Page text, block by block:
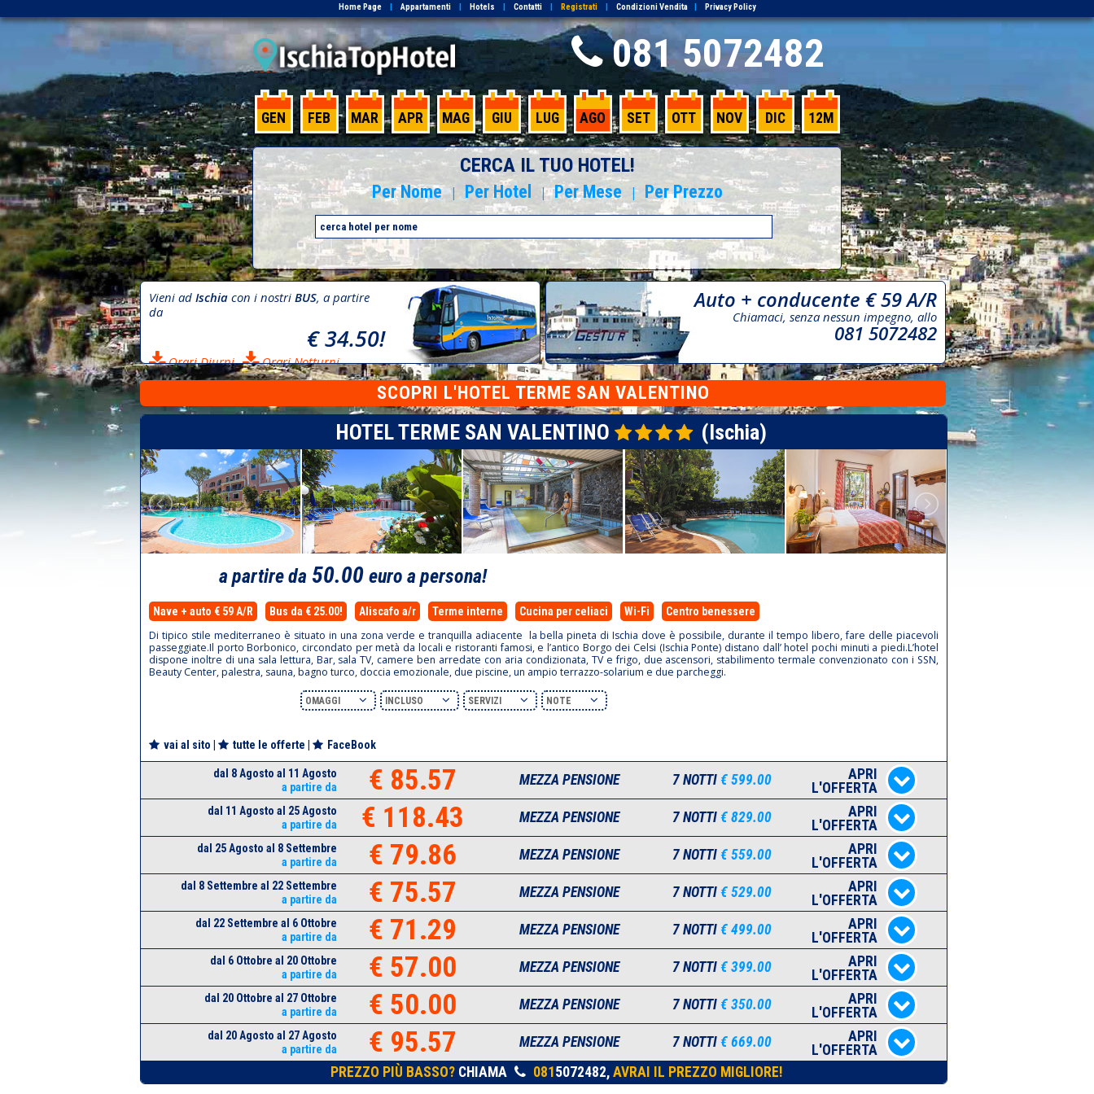
Home Page | Appartamenti | Hotels | Contatti | Registrati | Condizioni Vendita | Privacy Policy
081 5072482
GEN FEB MAR APR MAG GIU LUG AGO SET OTT NOV DIC 12M
CERCA IL TUO HOTEL!
Per Nome | Per Hotel | Per Mese | Per Prezzo
Vieni ad Ischia con i nostri BUS, a partire
da
€ 34.50!
Orari Diurni Orari Notturni
Auto + conducente € 59 A/R
Chiamaci, senza nessun impegno, allo
081 5072482
SCOPRI L'HOTEL TERME SAN VALENTINO
HOTEL TERME SAN VALENTINO (Ischia)
a partire da 50.00 euro a persona!
Nave + auto € 59 A/R Bus da € 25.00! Aliscafo a/r Terme interne Cucina per celiaci Wi-Fi Centro benessere
Di tipico stile mediterraneo è situato in una zona verde e tranquilla adiacente la bella pineta di Ischia dove è possibile, durante il tempo libero, fare delle piacevoli
passeggiate.Il porto Borbonico, circondato per metà da locali e ristoranti famosi, e l’antico Borgo dei Celsi (Ischia Ponte) distano dall’ hotel pochi minuti a piedi.L’hotel
dispone inoltre di una sala lettura, Bar, sala TV, camere ben arredate con aria condizionata, TV e frigo, due ascensori, stabilimento termale convenzionato con i SSN,
Beauty Center, palestra, sauna, bagno turco, doccia emozionale, due piscine, un ampio terrazzo-solarium e due parcheggi.
OMAGGI INCLUSO SERVIZI NOTE
vai al sito tutte le offerte FaceBook
dal 8 Agosto al 11 Agosto
a partire da
€ 85.57 MEZZA PENSIONE 7 NOTTI € 599.00
APRI
L'OFFERTA
dal 11 Agosto al 25 Agosto
a partire da
€ 118.43 MEZZA PENSIONE 7 NOTTI € 829.00
APRI
L'OFFERTA
dal 25 Agosto al 8 Settembre
a partire da
€ 79.86 MEZZA PENSIONE 7 NOTTI € 559.00
APRI
L'OFFERTA
dal 8 Settembre al 22 Settembre
a partire da
€ 75.57 MEZZA PENSIONE 7 NOTTI € 529.00
APRI
L'OFFERTA
dal 22 Settembre al 6 Ottobre
a partire da
€ 71.29 MEZZA PENSIONE 7 NOTTI € 499.00
APRI
L'OFFERTA
dal 6 Ottobre al 20 Ottobre
a partire da
€ 57.00 MEZZA PENSIONE 7 NOTTI € 399.00
APRI
L'OFFERTA
dal 20 Ottobre al 27 Ottobre
a partire da
€ 50.00 MEZZA PENSIONE 7 NOTTI € 350.00
APRI
L'OFFERTA
dal 20 Agosto al 27 Agosto
a partire da
€ 95.57 MEZZA PENSIONE 7 NOTTI € 669.00
APRI
L'OFFERTA
PREZZO PIÙ BASSO?CHIAMA 081 5072482, AVRAI IL PREZZO MIGLIORE!